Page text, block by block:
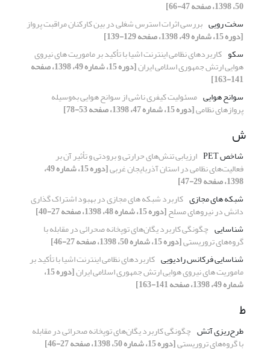
50، 1398، صفحه 47-66]
سخت رویی بررسی اثرات استرس شغلی در بین کارکنان مراقبت پرواز
[دوره 15، شماره 49، 1398، صفحه 129-139]
سکو کاربردهای نظامی اینترنت اشیا با تأکید بر ماموریت های نیروی
هوایی ارتش جمهوری اسلامی ایران [دوره 15، شماره 49، 1398، صفحه
141-163]
سوانح هوایی مسئولیت کیفری ناشی از سوانح هوایی به‌وسیله
پروازهای نظامی[دوره 15، شماره 47، 1398، صفحه 53-78]
ش
شاخص PET ارزیابی تنش‌های حرارتی و برودتی و تأثیر آن بر
فعالیت‌های نظامی در استان آذربایجان غربی [دوره 15، شماره 49،
1398، صفحه 29-47]
شبکه های مجازی کاربرد شبکه های مجازی در بهبود اشتراک گذاری
دانش در نیروهای مسلح[دوره 15، شماره 48، 1398، صفحه 27-40]
شناسایی چگونگی کاربرد یگان‌های توپخانه صحرائی در مقابله با
گروه‌های تروریستی[دوره 15، شماره 50، 1398، صفحه 27-46]
شناسایی فرکانس رادیویی کاربردهای نظامی اینترنت اشیا با تأکید بر
ماموریت های نیروی هوایی ارتش جمهوری اسلامی ایران [دوره 15،
شماره 49، 1398، صفحه 141-163]
ط
طرح‌ریزی آتش چگونگی کاربرد یگان‌های توپخانه صحرائی در مقابله
با گروه‌های تروریستی[دوره 15، شماره 50، 1398، صفحه 27-46]